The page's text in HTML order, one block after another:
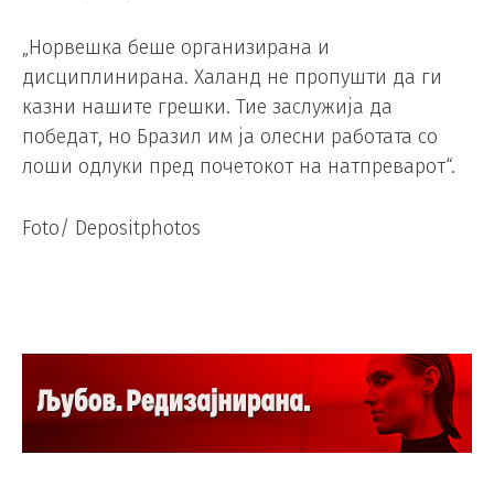
„Норвешка беше организирана и
дисциплинирана. Халанд не пропушти да ги
казни нашите грешки. Тие заслужија да
победат, но Бразил им ја олесни работата со
лоши одлуки пред почетокот на натпреварот“.
Foto/ Depositphotos